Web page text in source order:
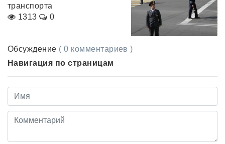
транспорта
1313
0
Обсуждение ( 0 комментариев )
Навигация по страницам